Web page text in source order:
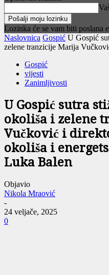
Lozinka će se vam biti poslana
Naslovnica Gospić U Gospić
zelene tranzicije Marija
Gospić
vijesti
Zanimljivosti
U Gospić sutra
okoliša i zelene
Vučković i
okoliša i
Luka Balen
Objavio
Nikola Mraović
-
24 veljače, 2025
0